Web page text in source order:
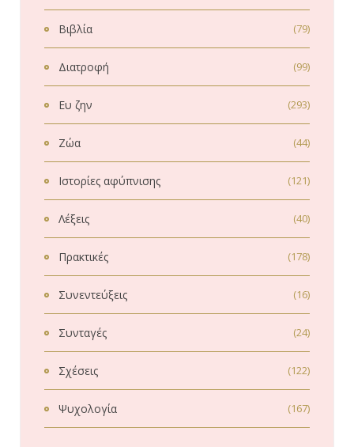
Βιβλία (79)
Διατροφή (99)
Ευ ζην (293)
Ζώα (44)
Ιστορίες αφύπνισης (121)
Λέξεις (40)
Πρακτικές (178)
Συνεντεύξεις (16)
Συνταγές (24)
Σχέσεις (122)
Ψυχολογία (167)